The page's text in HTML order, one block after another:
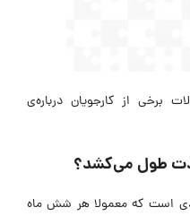
برخی از کارجویان درباره‌ی
طول می‌کشد؟
است که معمولا هر شش ماه